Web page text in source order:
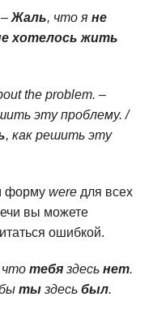
Жаль, что я не
хотелось жить
the problem. –
эту проблему. /
, как решить эту
форму were для всех
вы можете
ошибкой.
что тебя здесь нет.
ты здесь был.